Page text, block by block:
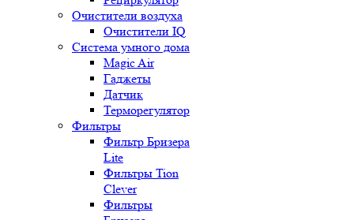
Очистители воздуха
Очистители IQ
Система умного дома
Magic Air
Гаджеты
Датчик
Терморегулятор
Фильтры
Фильтр Бризера
Lite
Фильтры Tion
Clever
Фильтры